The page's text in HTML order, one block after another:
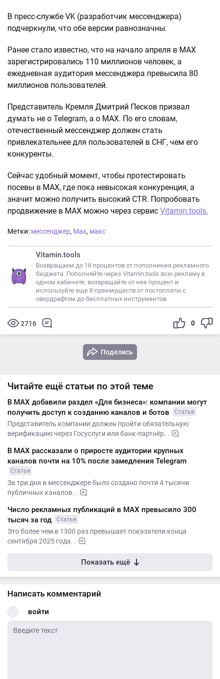
В пресс-службе VK (разработчик мессенджера)
подчеркнули, что обе версии равнозначны.
Ранее стало известно, что на начало апреля в MAX
зарегистрировались 110 миллионов человек, а
ежедневная аудитория мессенджера превысила 80
миллионов пользователей.
Представитель Кремля Дмитрий Песков призвал
думать не о Telegram, а о MAX. По его словам,
отечественный мессенджер должен стать
привлекательнее для пользователей в СНГ, чем его
конкуренты.
Сейчас удобный момент, чтобы протестировать
посевы в МАХ, где пока невысокая конкуренция, а
значит можно получить высокий CTR. Попробовать
продвижение в МАХ можно через сервис Vitamin.tools.
Метки: мессенджер, Max, макс
Vitamin.tools
Возвращаем до 18 процентов от пополнения рекламного
бюджета. Пополняйте через Vitamin.tools всю рекламу в
одном кабинете, возвращайте от нее процент и
используйте еще 8 преимуществ от постоплаты с
овердрафтом до бесплатных инструментов
2716 0
Поделись
Читайте ещё статьи по этой теме
В MАХ добавили раздел «Для бизнеса»: компании могут
получить доступ к созданию каналов и ботов
Статья
Представитель компании должен пройти обязательную
верификацию через Госуслуги или банк-партнёр. .
В MAX рассказали о приросте аудитории крупных
каналов почти на 10% после замедления Telegram
Статья
За три дня в мессенджере было создано почти 4 тысячи
публичных каналов. .
Число рекламных публикаций в MАХ превысило 300
тысяч за год
Статья
Это более чем в 1300 раз превышает показатели конца
сентября 2025 года. .
Показать ещё
Написать комментарий
войти